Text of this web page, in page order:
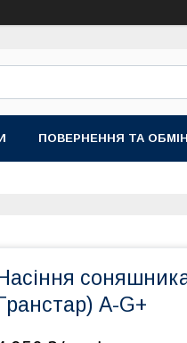
ПОВЕРНЕННЯ ТА ОБМІН
A-G+